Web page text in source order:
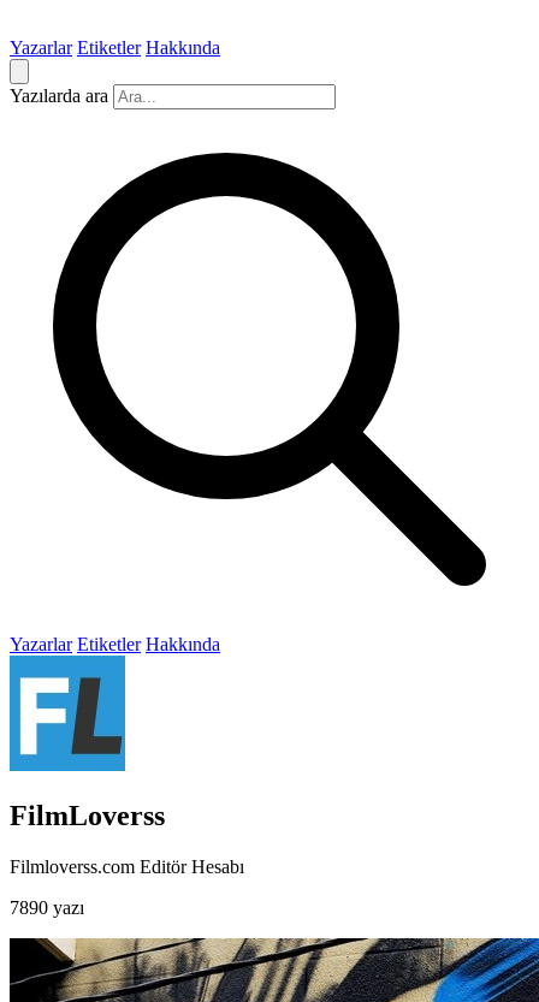
Yazarlar Etiketler Hakkında
Yazılarda ara
Yazarlar Etiketler Hakkında
FilmLoverss
Filmloverss.com Editör Hesabı
7890 yazı